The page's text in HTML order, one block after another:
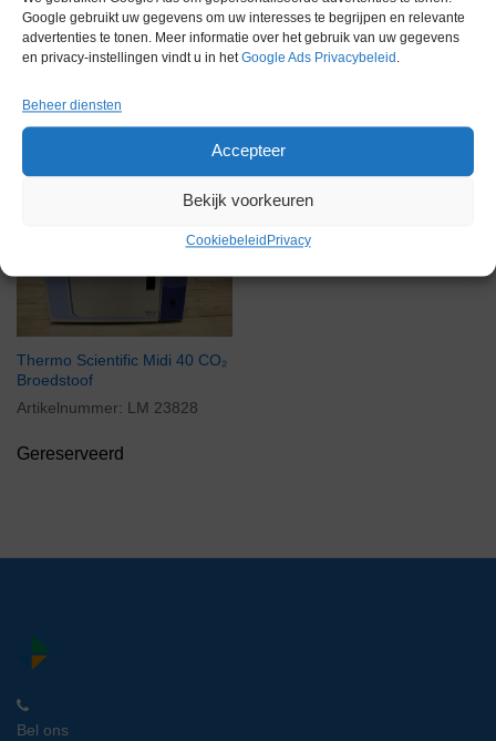
Google gebruikt uw gegevens om uw interesses te begrijpen en relevante
advertenties te tonen. Meer informatie over het gebruik van uw gegevens
en privacy-instellingen vindt u in hetGoogle Ads Privacybeleid .
Beheer diensten
Accepteer
Bekijk voorkeuren
Cookiebeleid Privacy
Gereserveerd
Thermo Scientific Midi 40 CO₂
Broedstoof
Artikelnummer: LM 23828
Gereserveerd
Bel ons